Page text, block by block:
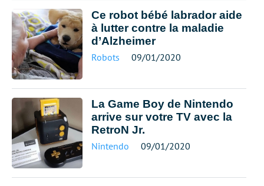
Ce robot bébé labrador aide
à lutter contre la maladie
d’Alzheimer
Robots 09/01/2020
La Game Boy de Nintendo
arrive sur votre TV avec la
RetroN Jr.
Nintendo 09/01/2020